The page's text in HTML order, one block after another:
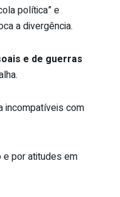
política” e
a divergência.
e de guerras
incompatíveis com
e por atitudes em